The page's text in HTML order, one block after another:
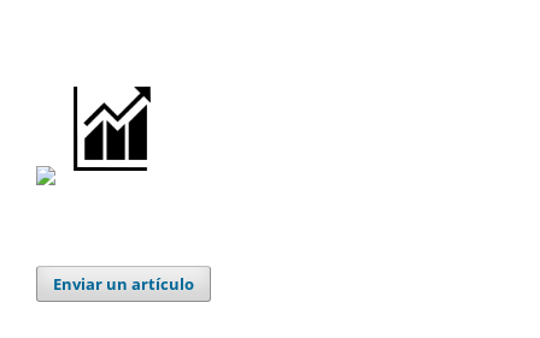
Enviar un artículo